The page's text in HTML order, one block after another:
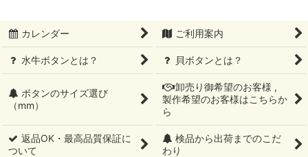
カレンダー ご利用案内
水牛ボタンとは？ 貝ボタンとは？
ボタンのサイズ選び
（mm）
卸売り御希望のお客様 ,
製作希望のお客様はこちらか
ら
返品OK・最高品質保証に
ついて
検品から出荷までのこだ
わり